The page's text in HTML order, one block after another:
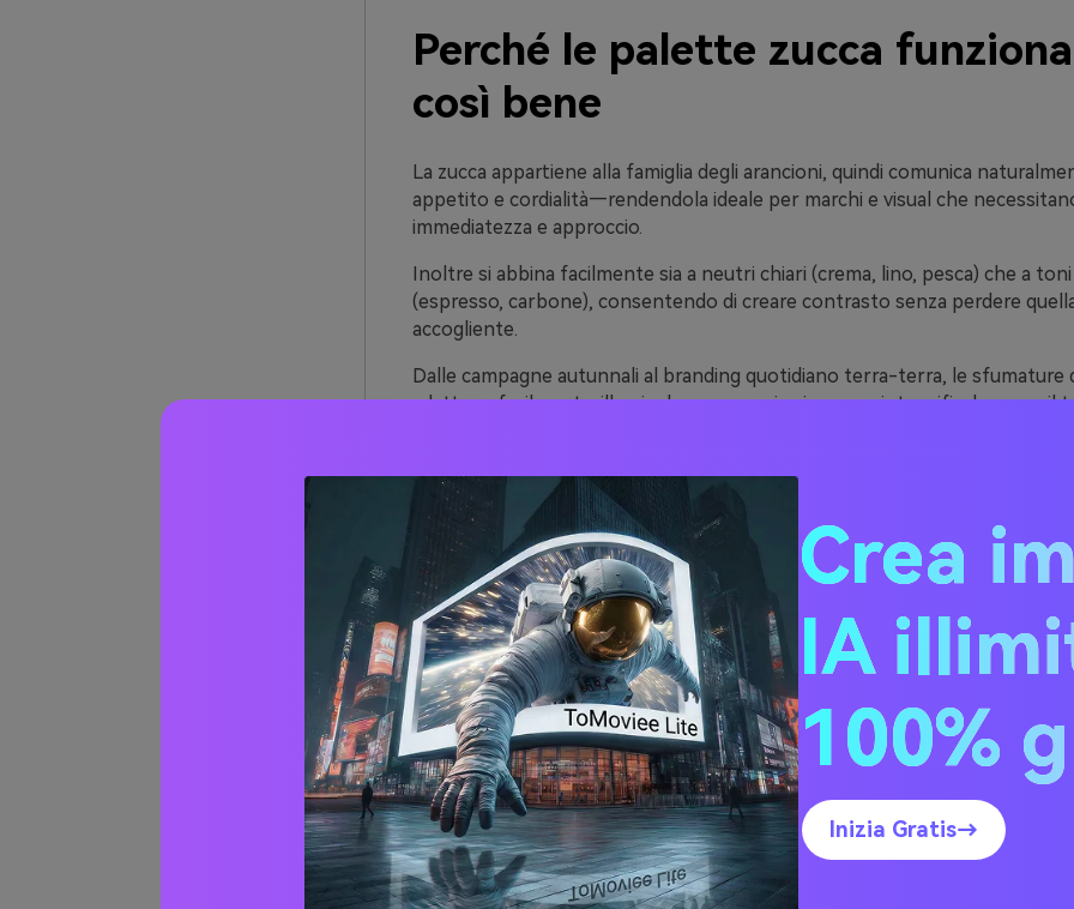
Perché le palette zucca
così bene
La zucca appartiene alla famiglia degli arancioni, quindi comunica
appetito e cordialità—rendendola ideale per marchi e visual che
immediatezza e approccio.
Inoltre si abbina facilmente sia a neutri chiari (crema, lino, pesca) che a
(espresso, carbone), consentendo di creare contrasto senza perdere
accogliente.
Dalle campagne autunnali al branding quotidiano terra-terra, le sfumature
adattano facilmente: illuminale per energia giocosa o intensificale verso il
Oltre 20 idee di palette colori
(con codici HEX)
1) Bagliore del raccolto
Crea
IA
100%
Inizia Gratis→